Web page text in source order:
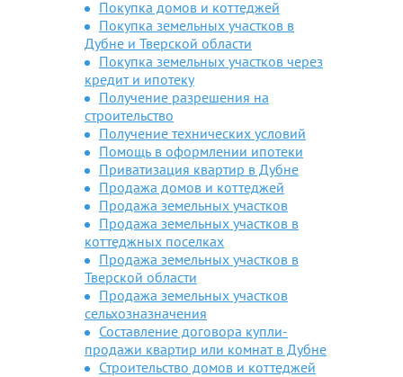
Покупка домов и коттеджей
Покупка земельных участков в
Дубне и Тверской области
Покупка земельных участков через
кредит и ипотеку
Получение разрешения на
строительство
Получение технических условий
Помощь в оформлении ипотеки
Приватизация квартир в Дубне
Продажа домов и коттеджей
Продажа земельных участков
Продажа земельных участков в
коттеджных поселках
Продажа земельных участков в
Тверской области
Продажа земельных участков
сельхозназначения
Составление договора купли-
продажи квартир или комнат в Дубне
Строительство домов и коттеджей